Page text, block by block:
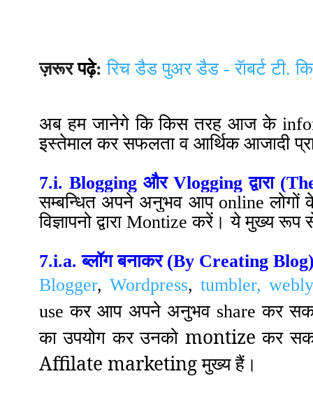
ज़रूर पढ़े:रिच डैड पुअर डैड - रॅाबर्ट टी.
अब हम जानेगे कि किस तरह आज के
इस्तेमाल कर सफलता व आर्थिक आजादी
7.i. Blogging औरVlogging द्वारा
सम्बन्धित अपने अनुभव आप online
विज्ञापनो द्वारा Montize करें । ये मुख्य रूप से
7.i.a. ब्लॉग बनाकर (By Creating Blog
Blogger, Wordpress, tumbler, webly
use कर आप अपने अनुभव share कर
का उपयोग कर उनको montize कर
Affilate marketing मुख्य हैं ।